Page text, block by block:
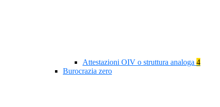
Attestazioni OIV o struttura analoga 4
Burocrazia zero